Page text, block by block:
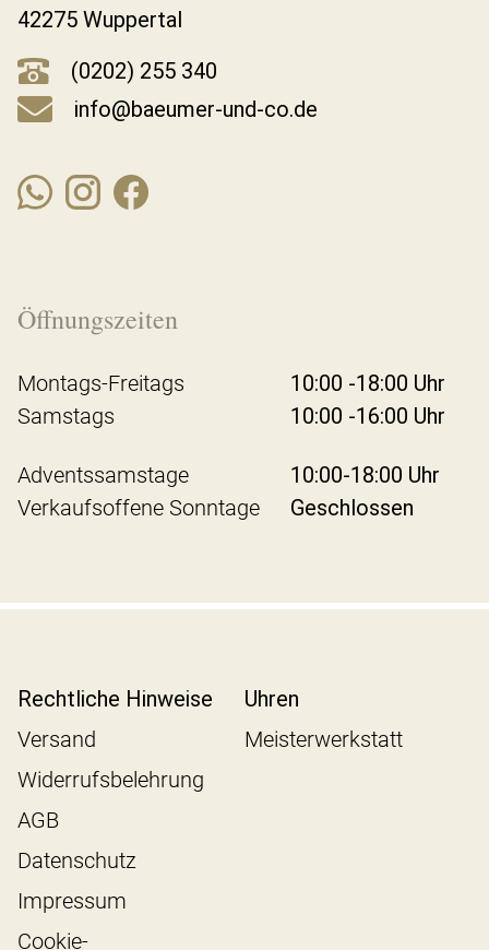
42275 Wuppertal
(0202) 255 340
info@baeumer-und-co.de
Öffnungszeiten
Montags-Freitags
10:00 -18:00 Uhr
Samstags
10:00 -16:00 Uhr
Adventssamstage
10:00-18:00 Uhr
Verkaufsoffene Sonntage
Geschlossen
Rechtliche Hinweise
Versand
Widerrufsbelehrung
AGB
Datenschutz
Impressum
Cookie-
Uhren
Meisterwerkstatt